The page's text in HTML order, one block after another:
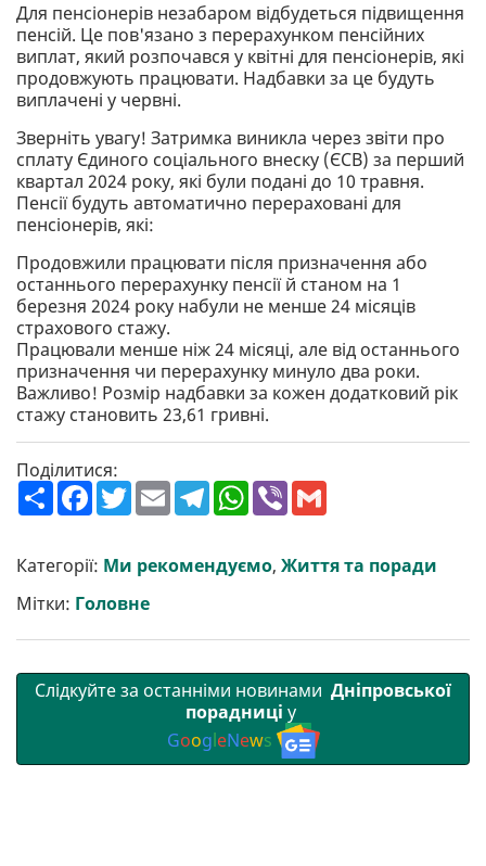
Для пенсіонерів незабаром відбудеться підвищення
пенсій. Це пов'язано з перерахунком пенсійних
виплат, який розпочався у квітні для пенсіонерів, які
продовжують працювати. Надбавки за це будуть
виплачені у червні.
Зверніть увагу! Затримка виникла через звіти про
сплату Єдиного соціального внеску (ЄСВ) за перший
квартал 2024 року, які були подані до 10 травня.
Пенсії будуть автоматично перераховані для
пенсіонерів, які:
Продовжили працювати після призначення або
останнього перерахунку пенсії й станом на 1
березня 2024 року набули не менше 24 місяців
страхового стажу.
Працювали менше ніж 24 місяці, але від останнього
призначення чи перерахунку минуло два роки.
Важливо! Розмір надбавки за кожен додатковий рік
стажу становить 23,61 гривні.
Поділитися:
П
о
р
и
т
и
F
a
b
o
o
k
T
w
e
r
E
m
l
T
e
g
r
W
h
s
A
V
r l
Категорії: Ми рекомендуємо, Життя та поради
Мітки: Головне
Слідкуйте за останніми новинами Дніпровської
порадниці у
GoogleNews